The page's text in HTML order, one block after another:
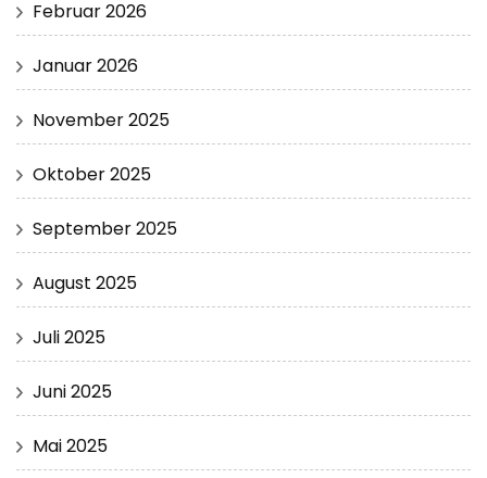
Februar 2026
Januar 2026
November 2025
Oktober 2025
September 2025
August 2025
Juli 2025
Juni 2025
Mai 2025